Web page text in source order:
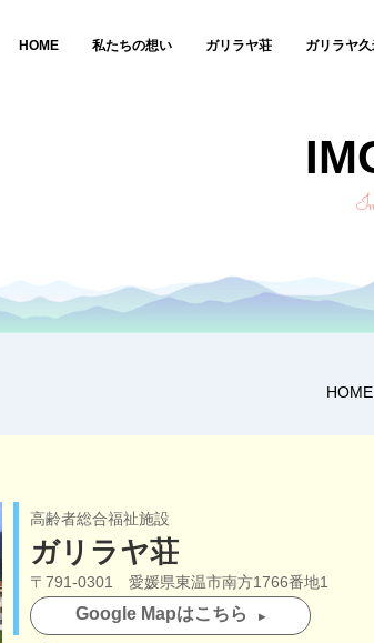
HOME 私たちの想い ガリラヤ荘 ガリラヤ久
HOME
高齢者総合福祉施設
ガリラヤ荘
〒791-0301 愛媛県東温市南方1766番地1
Google Mapはこちら